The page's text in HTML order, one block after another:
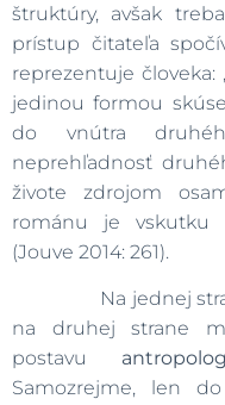
štruktúry, avšak
prístup čitateľa
reprezentuje človeka:
jedinou formou
do vnútra
neprehľadnosť
živote zdrojom
románu je vskutku
(Jouve 2014: 261).
Na jednej
na druhej strane
postavu
Samozrejme, len